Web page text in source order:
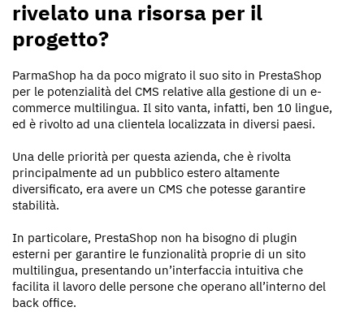
rivelato una risorsa per il
progetto?
ParmaShop ha da poco migrato il suo sito in PrestaShop
per le potenzialità del CMS relative alla gestione di un e-
commerce multilingua. Il sito vanta, infatti, ben 10 lingue,
ed è rivolto ad una clientela localizzata in diversi paesi.
Una delle priorità per questa azienda, che è rivolta
principalmente ad un pubblico estero altamente
diversificato, era avere un CMS che potesse garantire
stabilità.
In particolare, PrestaShop non ha bisogno di plugin
esterni per garantire le funzionalità proprie di un sito
multilingua, presentando un’interfaccia intuitiva che
facilita il lavoro delle persone che operano all’interno del
back office.